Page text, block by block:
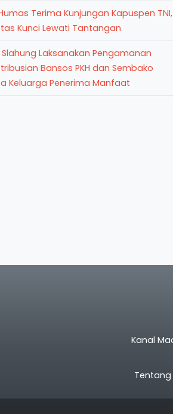
Terima Kunjungan Kapuspen TNI,
Kunci Lewati Tantangan
Slahung Laksanakan Pengamanan
Bansos PKH dan Sembako
Keluarga Penerima Manfaat
Kanal
Tentang